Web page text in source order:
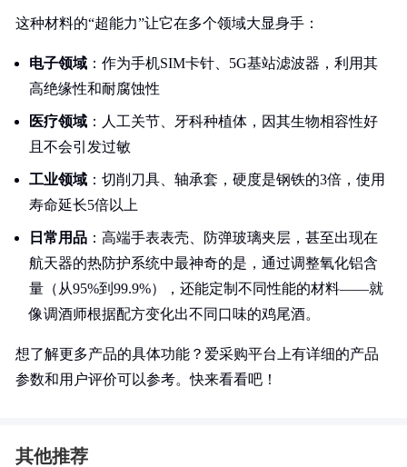
这种材料的“超能力”让它在多个领域大显身手：
电子领域 ：作为手机SIM卡针、5G基站滤波器，利用其
高绝缘性和耐腐蚀性
医疗领域 ：人工关节、牙科种植体，因其生物相容性好
且不会引发过敏
工业领域 ：切削刀具、轴承套，硬度是钢铁的3倍，使用
寿命延长5倍以上
日常用品 ：高端手表表壳、防弹玻璃夹层，甚至出现在
航天器的热防护系统中最神奇的是，通过调整氧化铝含
量（从95%到99.9%），还能定制不同性能的材料——就
像调酒师根据配方变化出不同口味的鸡尾酒。
想了解更多产品的具体功能？爱采购平台上有详细的产品
参数和用户评价可以参考。快来看看吧！
其他推荐